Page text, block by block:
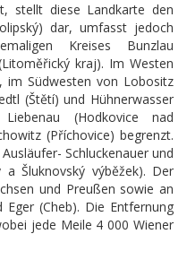
stellt diese Landkarte den
dar, umfasst jedoch
Kreises Bunzlau
kraj). Im Westen
im Südwesten von Lobositz
(Štětí) und Hühnerwasser
(Hodkovice nad
(Příchovice) begrenzt.
Schluckenauer und
a Šluknovský výběžek). Der
und Preußen sowie an
Eger (Cheb). Die Entfernung
jede Meile 4 000 Wiener